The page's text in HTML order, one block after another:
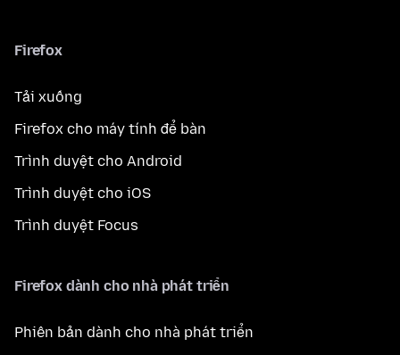
Firefox
Tải xuống
Firefox cho máy tính để bàn
Trình duyệt cho Android
Trình duyệt cho iOS
Trình duyệt Focus
Firefox dành cho nhà phát triển
Phiên bản dành cho nhà phát triển